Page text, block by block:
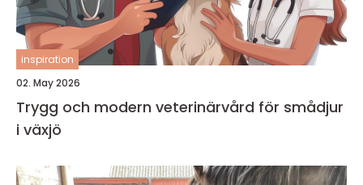
inspiration
02. May 2026
Trygg och modern veterinärvård för smådjur
i växjö